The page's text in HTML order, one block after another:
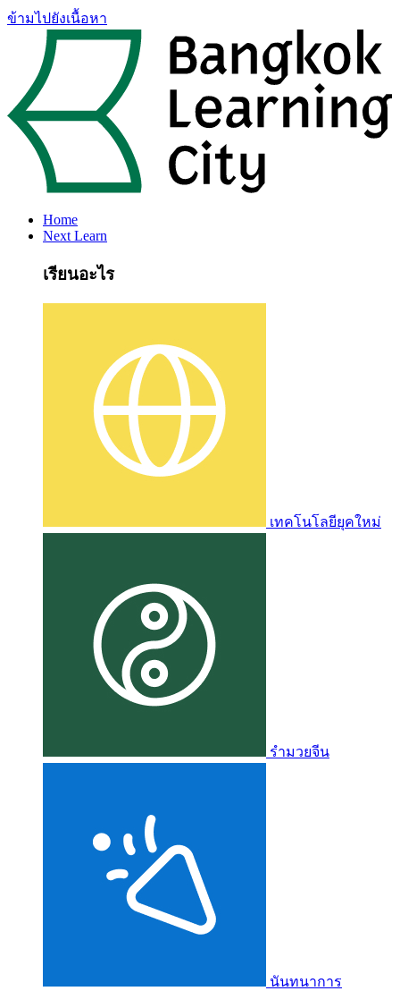
ข้ามไปยังเนื้อหา
Home
Next Learn
เรียนอะไร
เทคโนโลยียุคใหม่
รำมวยจีน
นันทนาการ